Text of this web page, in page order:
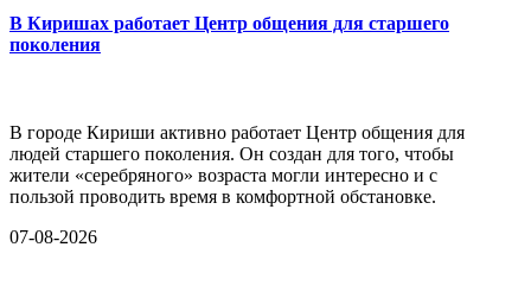
В Киришах работает Центр общения для старшего
поколения
В городе Кириши активно работает Центр общения для
людей старшего поколения. Он создан для того, чтобы
жители «серебряного» возраста могли интересно и с
пользой проводить время в комфортной обстановке.
07-08-2026